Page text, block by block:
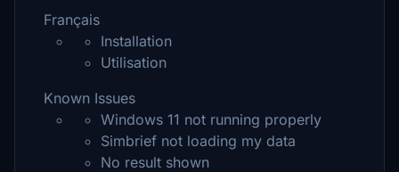
Français
Installation
Utilisation
Known Issues
Windows 11 not running properly
Simbrief not loading my data
No result shown